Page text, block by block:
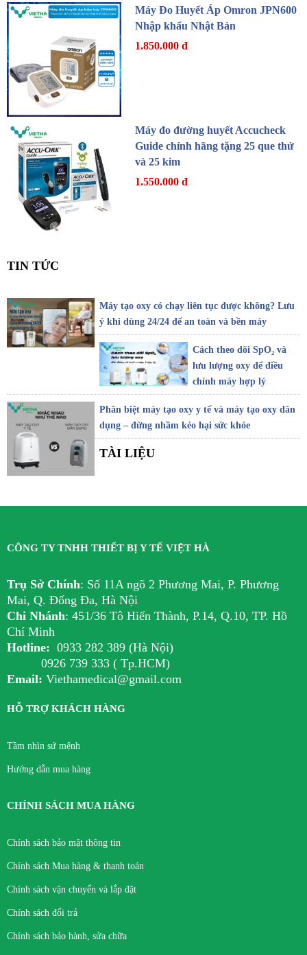
Máy Đo Huyết Áp Omron JPN600
Nhập khẩu Nhật Bản
1.850.000 đ
Máy đo đường huyết Accucheck
Guide chính hãng tặng 25 que thử
và 25 kim
1.550.000 đ
TIN TỨC
Máy tạo oxy có chạy liên tục được không? Lưu
ý khi dùng 24/24 để an toàn và bền máy
Cách theo dõi SpO₂ và
lưu lượng oxy để điều
chỉnh máy hợp lý
Phân biệt máy tạo oxy y tế và máy tạo oxy dân
dụng – đừng nhầm kẻo hại sức khỏe
TÀI LIỆU
CÔNG TY TNHH THIẾT BỊ Y TẾ VIỆT HÀ
Trụ Sở Chính: Số 11A ngõ 2 Phương Mai, P. Phương
Mai, Q. Đống Đa, Hà Nội
Chi Nhánh: 451/36 Tô Hiến Thành, P.14, Q.10, TP. Hồ
Chí Minh
Hotline: 0933 282 389 (Hà Nội)
0926 739 333 ( Tp.HCM)
Email: Viethamedical@gmail.com
HỖ TRỢ KHÁCH HÀNG
Tầm nhìn sứ mệnh
Hướng dẫn mua hàng
CHÍNH SÁCH MUA HÀNG
Chính sách bảo mật thông tin
Chính sách Mua hàng & thanh toán
Chính sách vận chuyển và lắp đặt
Chính sách đổi trả
Chính sách bảo hành, sửa chữa